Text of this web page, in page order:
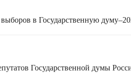
в Государственную
Государственной думы